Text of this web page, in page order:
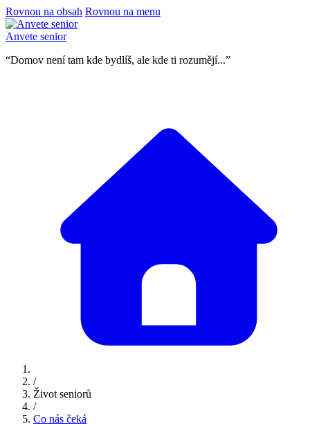
Rovnou na obsah Rovnou na menu
Anvete senior
“Domov není tam kde bydlíš, ale kde ti rozumějí...”
/
Život seniorů
/
Co nás čeká